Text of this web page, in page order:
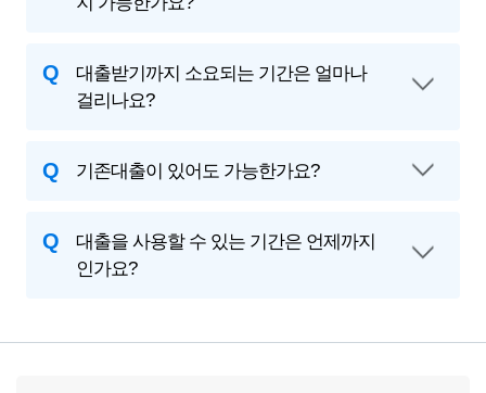
Q
대출받기까지 소요되는 기간은 얼마나
걸리나요?
Q 기존대출이 있어도 가능한가요?
Q
대출을 사용할 수 있는 기간은 언제까지
인가요?